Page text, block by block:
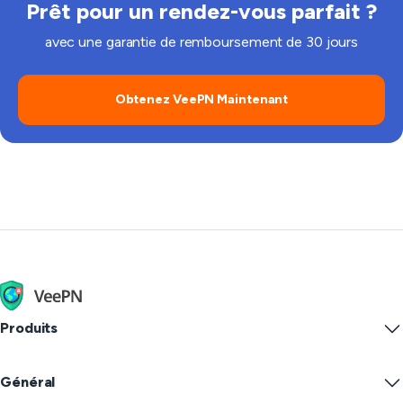
Prêt pour un rendez-vous parfait ?
avec une garantie de remboursement de 30 jours
Obtenez VeePN Maintenant
Produits
VPN for macOS
Général